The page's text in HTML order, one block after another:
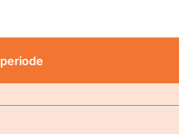
van deze site zijn de